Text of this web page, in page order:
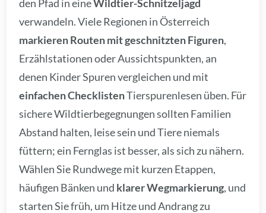
den Pfad in eineWildtier-Schnitzeljagd
verwandeln. Viele Regionen in Österreich
markieren Routen mit geschnitzten Figuren,
Erzählstationen oder Aussichtspunkten, an
denen Kinder Spuren vergleichen und mit
einfachen ChecklistenTierspurenlesen üben. Für
sichere Wildtierbegegnungen sollten Familien
Abstand halten, leise sein und Tiere niemals
füttern; ein Fernglas ist besser, als sich zu nähern.
Wählen Sie Rundwege mit kurzen Etappen,
häufigen Bänken und klarer Wegmarkierung, und
starten Sie früh, um Hitze und Andrang zu